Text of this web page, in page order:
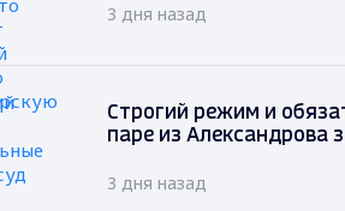
3 дня назад
Строгий режим и
паре из Александрова
3 дня назад